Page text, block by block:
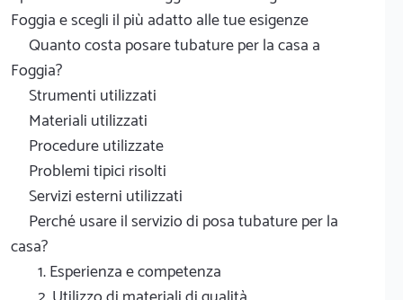
Foggia e scegli il più adatto alle tue esigenze
Quanto costa posare tubature per la casa a
Foggia?
Strumenti utilizzati
Materiali utilizzati
Procedure utilizzate
Problemi tipici risolti
Servizi esterni utilizzati
Perché usare il servizio di posa tubature per la
casa?
1. Esperienza e competenza